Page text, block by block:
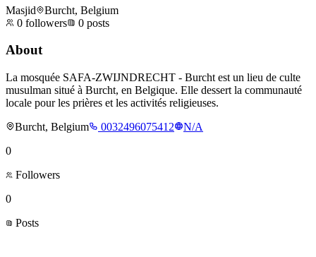
Masjid
Burcht, Belgium
0 followers 0 posts
About
La mosquée SAFA-ZWIJNDRECHT - Burcht est un lieu de culte
musulman situé à Burcht, en Belgique. Elle dessert la communauté
locale pour les prières et les activités religieuses.
Burcht, Belgium
0032496075412
N/A
0
Followers
0
Posts